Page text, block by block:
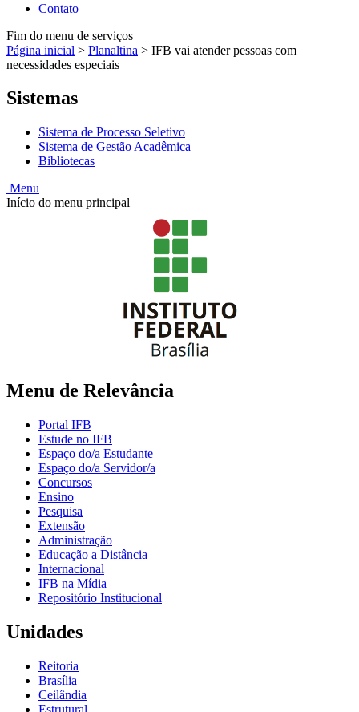
Contato
Fim do menu de serviços
Página inicial > Planaltina > IFB vai atender pessoas com
necessidades especiais
Sistemas
Sistema de Processo Seletivo
Sistema de Gestão Acadêmica
Bibliotecas
Menu
Início do menu principal
Menu de Relevância
Portal IFB
Estude no IFB
Espaço do/a Estudante
Espaço do/a Servidor/a
Concursos
Ensino
Pesquisa
Extensão
Administração
Educação a Distância
Internacional
IFB na Mídia
Repositório Institucional
Unidades
Reitoria
Brasília
Ceilândia
Estrutural